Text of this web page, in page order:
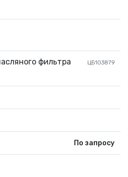
фильтра
ЦБ103879
По запросу